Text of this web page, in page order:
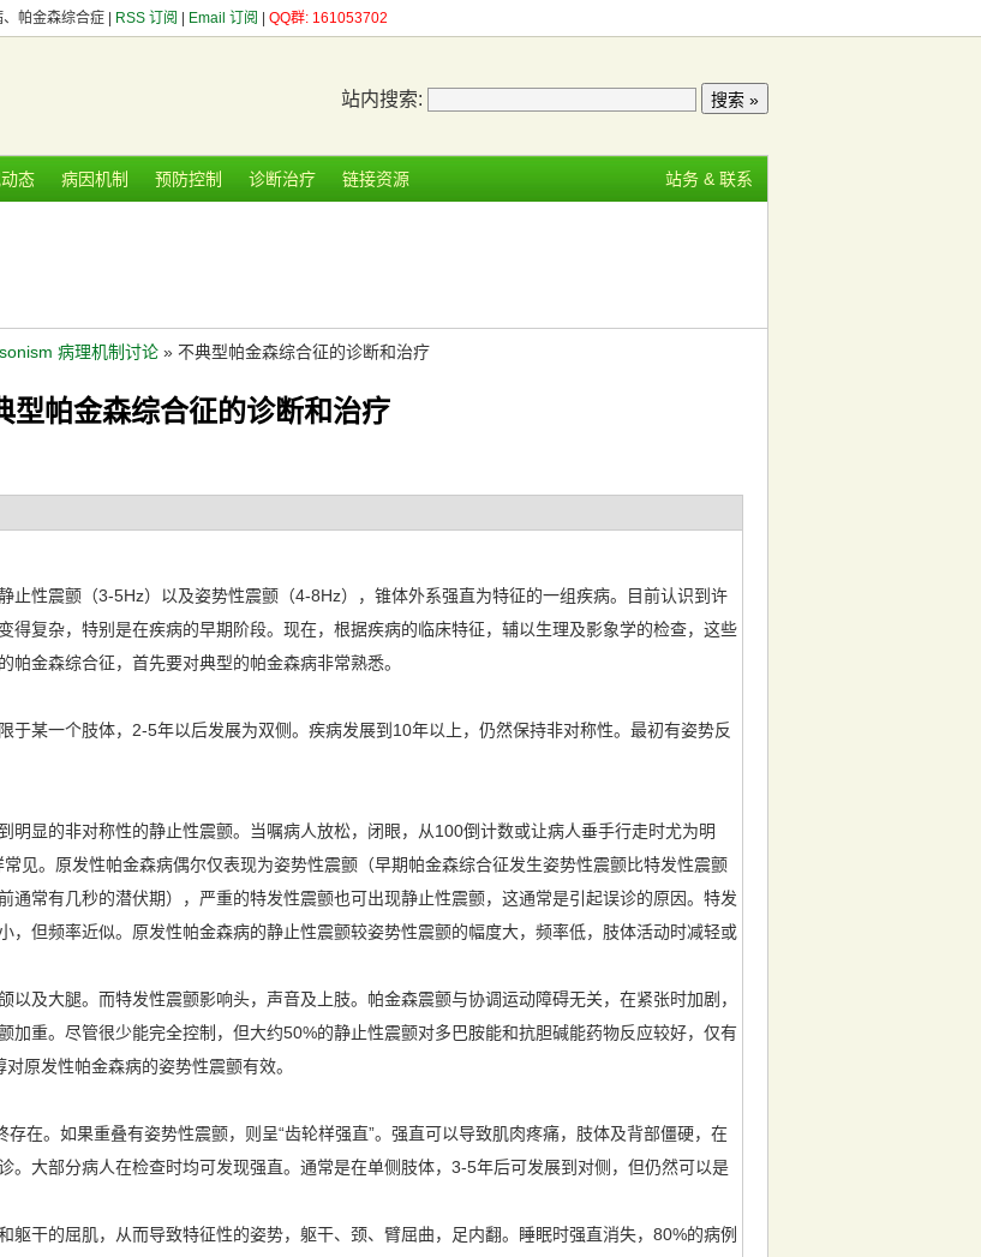
帕金森综合症 | RSS 订阅 Email 订阅 QQ群: 161053702
站内搜索:
态 病因机制 预防控制 诊断治疗 链接资源 站务 & 联系
病理机制讨论 » 不典型帕金森综合征的诊断和治疗
型帕金森综合征的诊断和治疗
止性震颤（3-5Hz）以及姿势性震颤（4-8Hz），锥体外系强直为特征的一组疾病。目前认识到许
得复杂，特别是在疾病的早期阶段。现在，根据疾病的临床特征，辅以生理及影象学的检查，这些
金森综合征，首先要对典型的帕金森病非常熟悉。
于某一个肢体，2-5年以后发展为双侧。疾病发展到10年以上，仍然保持非对称性。最初有姿势反
明显的非对称性的静止性震颤。当嘱病人放松，闭眼，从100倒计数或让病人垂手行走时尤为明
见。原发性帕金森病偶尔仅表现为姿势性震颤（早期帕金森综合征发生姿势性震颤比特发性震颤
通常有几秒的潜伏期），严重的特发性震颤也可出现静止性震颤，这通常是引起误诊的原因。特发
，但频率近似。原发性帕金森病的静止性震颤较姿势性震颤的幅度大，频率低，肢体活动时减轻或
及大腿。而特发性震颤影响头，声音及上肢。帕金森震颤与协调运动障碍无关，在紧张时加剧，
加重。尽管很少能完全控制，但大约50%的静止性震颤对多巴胺能和抗胆碱能药物反应较好，仅有
原发性帕金森病的姿势性震颤有效。
在。如果重叠有姿势性震颤，则呈“齿轮样强直”。强直可以导致肌肉疼痛，肢体及背部僵硬，在
。大部分病人在检查时均可发现强直。通常是在单侧肢体，3-5年后可发展到对侧，但仍然可以是
躯干的屈肌，从而导致特征性的姿势，躯干、颈、臂屈曲，足内翻。睡眠时强直消失，80%的病例